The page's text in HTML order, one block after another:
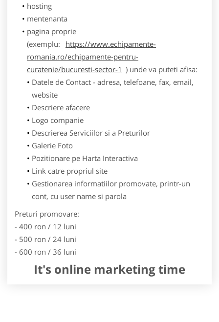
hosting
mentenanta
pagina proprie
(exemplu:
https://www.echipamente-
romania.ro/echipamente-pentru-
curatenie/bucuresti-sector-1 ) unde va puteti afisa:
Datele de Contact - adresa, telefoane, fax, email,
website
Descriere afacere
Logo companie
Descrierea Serviciilor si a Preturilor
Galerie Foto
Pozitionare pe Harta Interactiva
Link catre propriul site
Gestionarea informatiilor promovate, printr-un
cont, cu user name si parola
Preturi promovare:
- 400 ron / 12 luni
- 500 ron / 24 luni
- 600 ron / 36 luni
It's online marketing time